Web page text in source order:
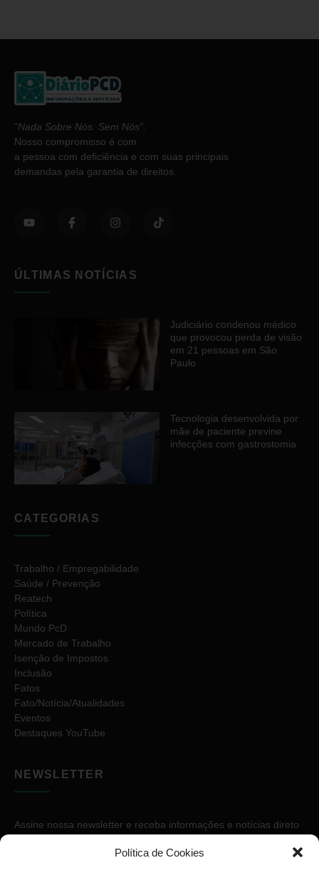
Política de Cookies
“Nada Sobre Nós. Sem Nós”.
Nosso compromisso é com
a pessoa com deficiência e com suas principais
demandas pela garantia de direitos.
ÚLTIMAS NOTÍCIAS
Judiciário condenou médico
que provocou perda de visão
em 21 pessoas em São
Paulo
Tecnologia desenvolvida por
mãe de paciente previne
infecções com gastrostomia
CATEGORIAS
Trabalho / Empregabilidade
Saúde / Prevenção
Reatech
Política
Mundo PcD
Mercado de Trabalho
Isenção de Impostos
Inclusão
Fatos
Fato/Notícia/Atualidades
Eventos
Destaques YouTube
NEWSLETTER
Assine nossa newsletter e receba informações e notícias direto